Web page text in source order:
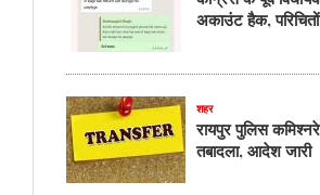
अकाउंट हैक,
शहर
रायपुर पुलिस
तबादला, आदेश जारी